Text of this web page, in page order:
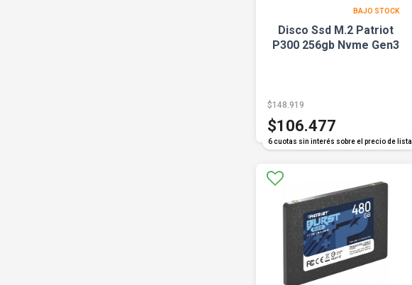
BAJO STOCK
Disco Ssd M.2 Patriot
P300 256gb Nvme Gen3
6 cuotas sin interés sobre el precio de lista
$148.919
$106.477